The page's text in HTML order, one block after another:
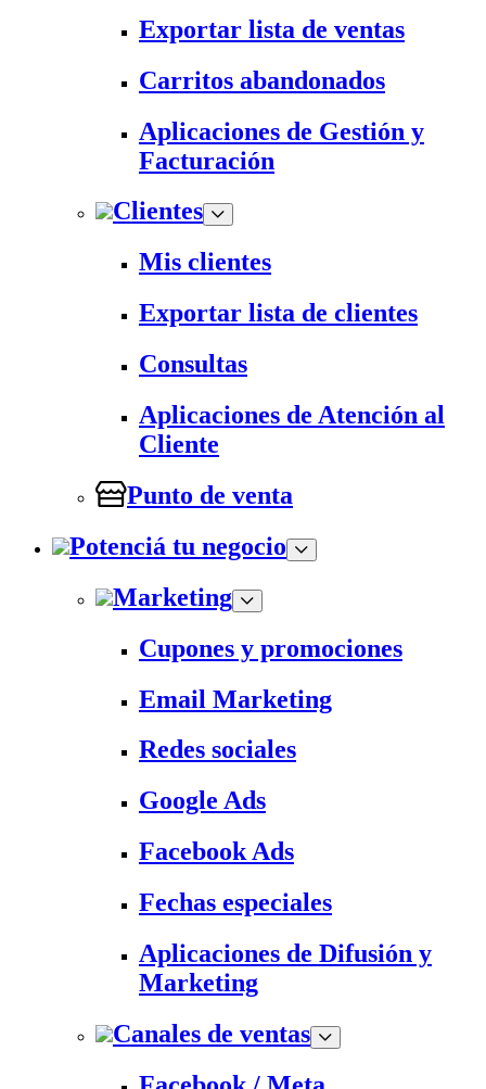
Exportar lista de ventas
Carritos abandonados
Aplicaciones de Gestión y
Facturación
Clientes
Mis clientes
Exportar lista de clientes
Consultas
Aplicaciones de Atención al
Cliente
Punto de venta
Potenciá tu negocio
Marketing
Cupones y promociones
Email Marketing
Redes sociales
Google Ads
Facebook Ads
Fechas especiales
Aplicaciones de Difusión y
Marketing
Canales de ventas